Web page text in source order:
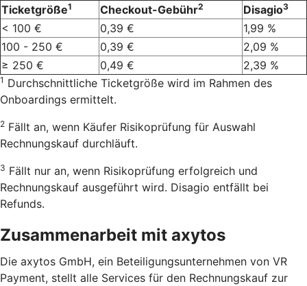
Ticketgröße1 Checkout-Gebühr2 Disagio3
< 100 € 0,39 €
1,99 %
100 - 250 €
0,39 €
2,09 %
≥ 250 €
0,49 € 2,39 %
1 Durchschnittliche Ticketgröße wird im Rahmen des
Onboardings ermittelt.
2 Fällt an, wenn Käufer Risikoprüfung für Auswahl
Rechnungskauf durchläuft.
3 Fällt nur an, wenn Risikoprüfung erfolgreich und
Rechnungskauf ausgeführt wird. Disagio entfällt bei
Refunds.
Zusammenarbeit mit axytos
Die axytos GmbH, ein Beteiligungsunternehmen von VR
Payment, stellt alle Services für den Rechnungskauf zur